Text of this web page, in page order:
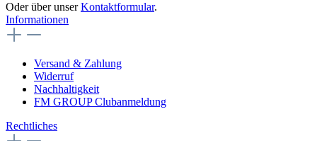
Oder über unserKontaktformular.
Informationen
Versand & Zahlung
Widerruf
Nachhaltigkeit
FM GROUP Clubanmeldung
Rechtliches